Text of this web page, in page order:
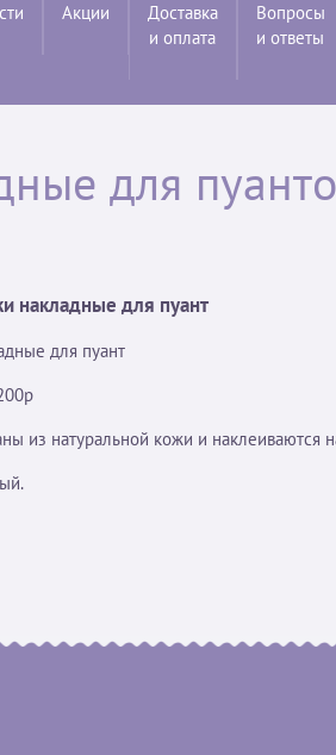
Акции
Доставка
и оплата
Вопросы
и ответы
для
накладные для пуант
для пуант
из натуральной кожи и наклеиваются